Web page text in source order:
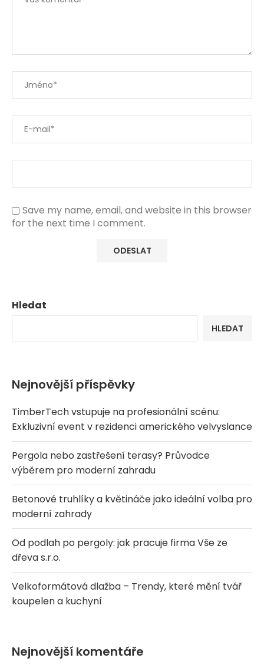
Save my name, email, and website in this browser
for the next time I comment.
Hledat
HLEDAT
Nejnovější příspěvky
TimberTech vstupuje na profesionální scénu:
Exkluzivní event v rezidenci amerického velvyslance
Pergola nebo zastřešení terasy? Průvodce
výběrem pro moderní zahradu
Betonové truhlíky a květináče jako ideální volba pro
moderní zahrady
Od podlah po pergoly: jak pracuje firma Vše ze
dřeva s.r.o.
Velkoformátová dlažba – Trendy, které mění tvář
koupelen a kuchyní
Nejnovější komentáře